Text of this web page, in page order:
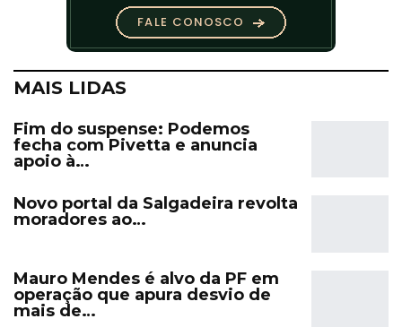
MAIS LIDAS
Fim do suspense: Podemos
fecha com Pivetta e anuncia
apoio à…
Novo portal da Salgadeira revolta
moradores ao…
Mauro Mendes é alvo da PF em
operação que apura desvio de
mais de…